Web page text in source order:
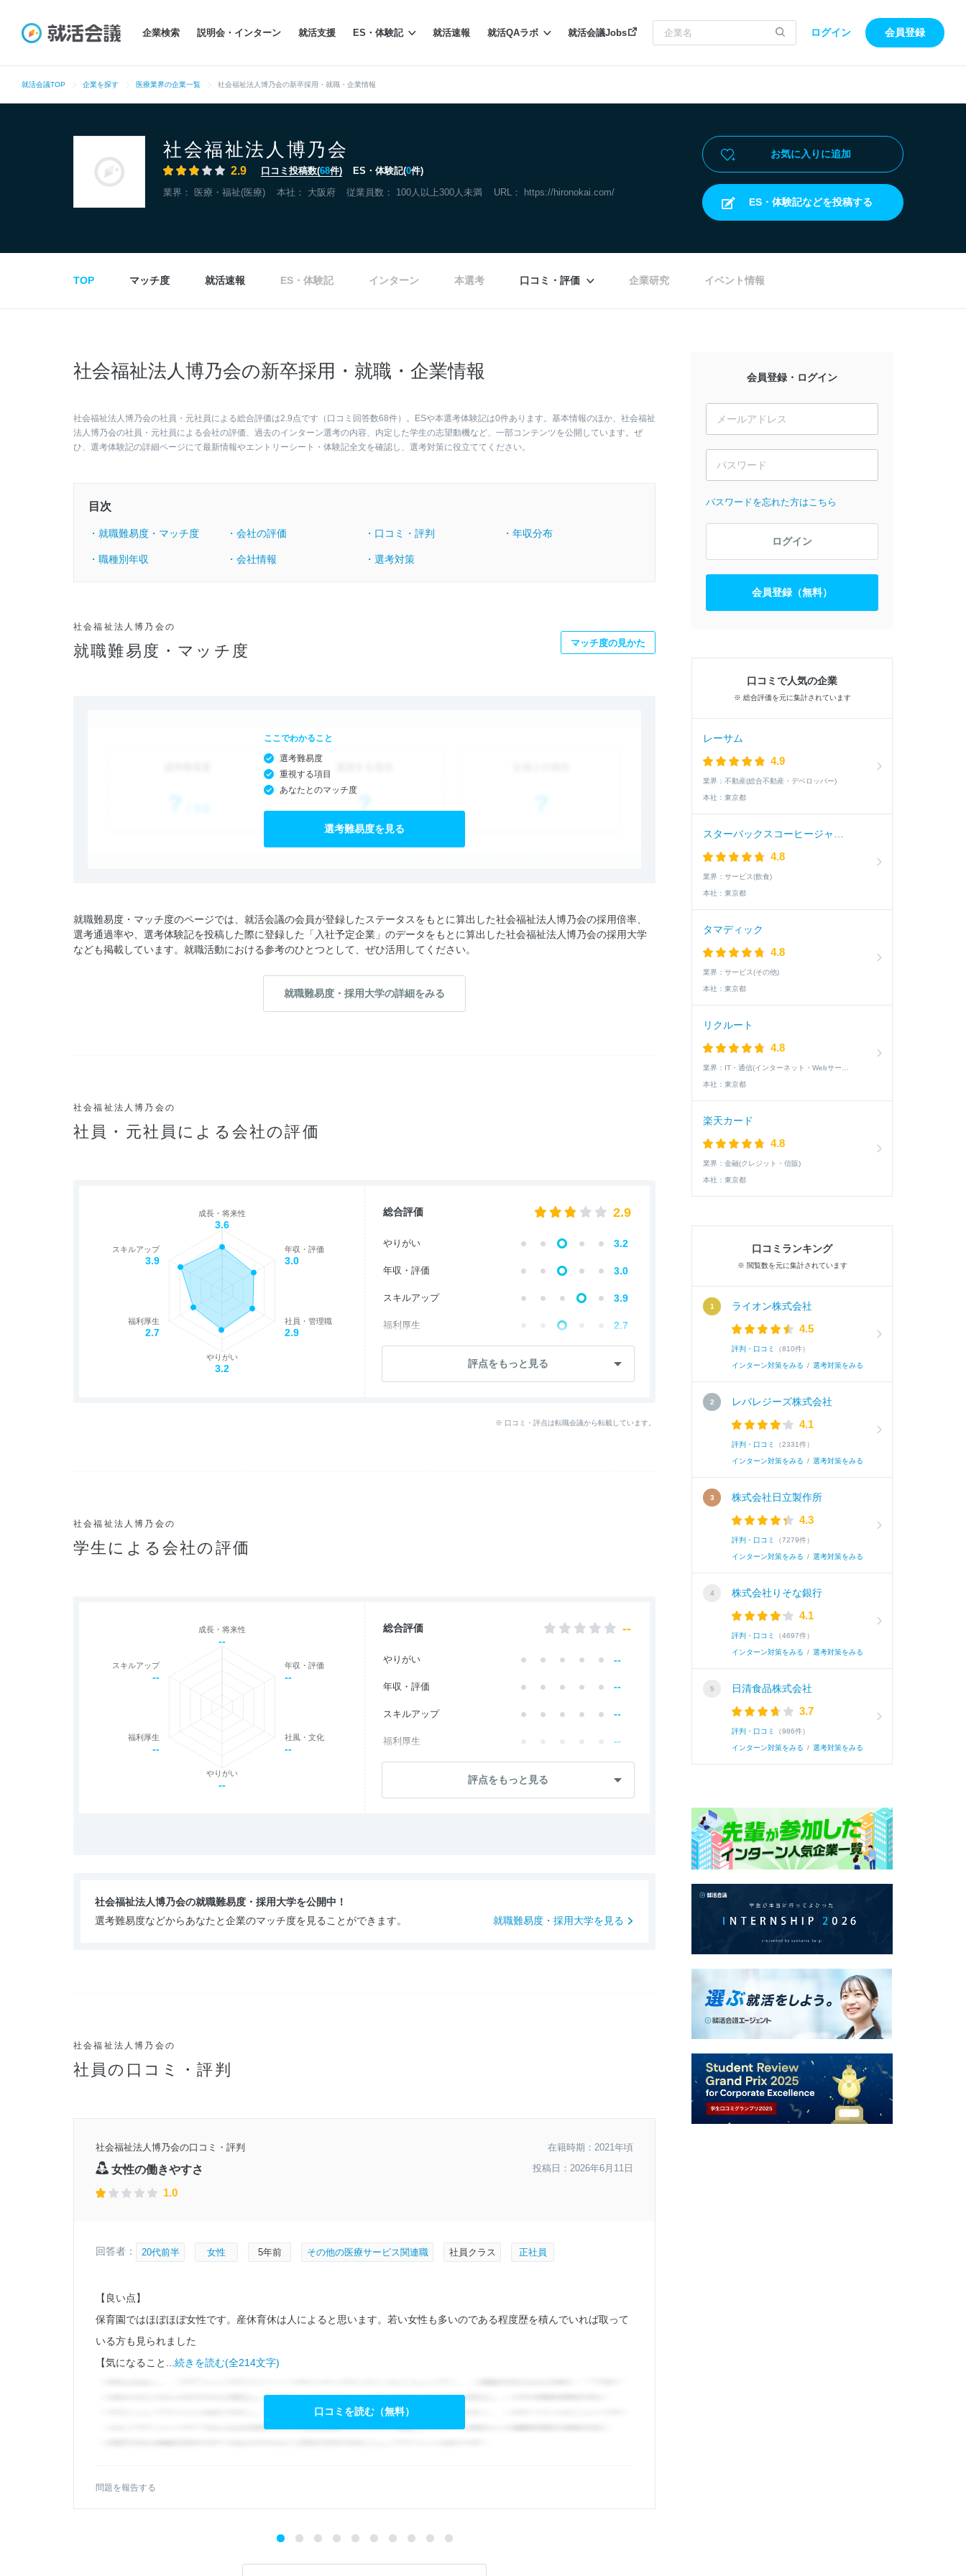
企業検索 説明会・インターン 就活支援 ES・体験記 就活速報 就活QAラボ 就活会議Jobs ログイン 会員登録
就活会議TOP 企業を探す 医療業界の企業一覧 社会福祉法人博乃会の新卒採用・就職・企業情報
社会福祉法人博乃会
2.9 口コミ投稿数(68件) ES・体験記(0件)
業界： 医療・福祉(医療) 本社： 大阪府 従業員数： 100人以上300人未満 URL： https://hironokai.com/
お気に入りに追加
ES・体験記などを投稿する
TOP マッチ度 就活速報 ES・体験記 インターン 本選考 口コミ・評価 企業研究 イベント情報
社会福祉法人博乃会の新卒採用・就職・企業情報
社会福祉法人博乃会の社員・元社員による総合評価は2.9点です（口コミ回答数68件）。ESや本選考体験記は0件あります。基本情報のほか、社会福祉
法人博乃会の社員・元社員による会社の評価、過去のインターン選考の内容、内定した学生の志望動機など、一部コンテンツを公開しています。ぜ
ひ、選考体験記の詳細ページにて最新情報やエントリーシート・体験記全文を確認し、選考対策に役立ててください。
目次
・就職難易度・マッチ度 ・会社の評価 ・口コミ・評判 ・年収分布
・職種別年収 ・会社情報 ・選考対策
社会福祉法人博乃会の
就職難易度・マッチ度 マッチ度の見かた
ここでわかること
選考難易度
重視する項目
あなたとのマッチ度
選考難易度を見る
就職難易度・マッチ度のページでは、就活会議の会員が登録したステータスをもとに算出した社会福祉法人博乃会の採用倍率、
選考通過率や、選考体験記を投稿した際に登録した「入社予定企業」のデータをもとに算出した社会福祉法人博乃会の採用大学
なども掲載しています。就職活動における参考のひとつとして、ぜひ活用してください。
就職難易度・採用大学の詳細をみる
社会福祉法人博乃会の
社員・元社員による会社の評価
評点をもっと見る
成長・将来性
3.6
年収・評価
3.0
社員・管理職
2.9
やりがい
3.2
福利厚生
2.7
スキルアップ
3.9
総合評価 2.9
やりがい 3.2
年収・評価 3.0
スキルアップ 3.9
福利厚生 2.7
社員・管理職 2.9
※ 口コミ・評点は転職会議から転載しています。
社会福祉法人博乃会の
学生による会社の評価
評点をもっと見る
成長・将来性
--
年収・評価
--
社風・文化
--
やりがい
--
福利厚生
--
スキルアップ
--
総合評価 --
やりがい --
年収・評価 --
スキルアップ --
福利厚生 --
社員・管理職 --
社会福祉法人博乃会の就職難易度・採用大学を公開中！
選考難易度などからあなたと企業のマッチ度を見ることができます。
就職難易度・採用大学を見る
社会福祉法人博乃会の
社員の口コミ・評判
社会福祉法人博乃会の口コミ・評判
女性の働きやすさ
1.0
在籍時期：2021年頃
投稿日：2026年6月11日
回答者： 20代前半 女性 5年前 その他の医療サービス関連職 社員クラス 正社員
【良い点】
保育園ではほぼほぼ女性です。産休育休は人によると思います。若い女性も多いのである程度歴を積んでいれば取って
いる方も見られました
【気になること... 続きを読む(全214文字)
口コミを読む（無料）
問題を報告する
会員登録・ログイン
パスワードを忘れた方はこちら
ログイン
会員登録（無料）
口コミで人気の企業
※ 総合評価を元に集計されています
レーサム
4.9
業界： 不動産(総合不動産・デベロッパー)
本社： 東京都
4.8
業界： サービス(飲食)
本社： 東京都
タマディック
4.8
業界： サービス(その他)
本社： 東京都
リクルート
4.8
業界：
本社： 東京都
楽天カード
4.8
業界： 金融(クレジット・信販)
本社： 東京都
口コミランキング
※ 閲覧数を元に集計されています
ライオン株式会社
4.5
評判・口コミ （810件）
インターン対策をみる / 選考対策をみる
レバレジーズ株式会社
4.1
評判・口コミ （2331件）
インターン対策をみる / 選考対策をみる
株式会社日立製作所
4.3
評判・口コミ （7279件）
インターン対策をみる / 選考対策をみる
株式会社りそな銀行
4.1
評判・口コミ （4697件）
インターン対策をみる / 選考対策をみる
日清食品株式会社
3.7
評判・口コミ （986件）
インターン対策をみる / 選考対策をみる